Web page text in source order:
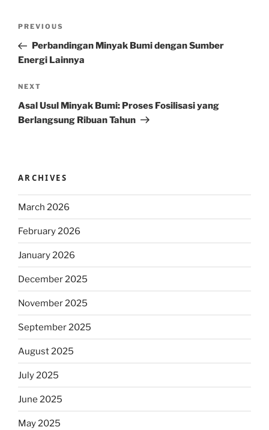
Previous
Post
PREVIOUS
Perbandingan Minyak Bumi dengan Sumber
Energi Lainnya
Next
Post
NEXT
Asal Usul Minyak Bumi: Proses Fosilisasi yang
Berlangsung Ribuan Tahun
ARCHIVES
March 2026
February 2026
January 2026
December 2025
November 2025
September 2025
August 2025
July 2025
June 2025
May 2025